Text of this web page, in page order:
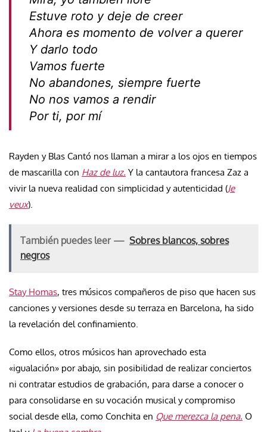
Estuve roto y deje de creer
Ahora es momento de volver a querer
Y darlo todo
Vamos fuerte
No abandones, siempre fuerte
No nos vamos a rendir
Por ti, por mí
Rayden y Blas Cantó nos llaman a mirar a los ojos en tiempos
de mascarilla con Haz de luz. Y la cantautora francesa Zaz a
vivir la nueva realidad con simplicidad y autenticidad (Je
veux).
También puedes leer — Sobres blancos, sobres
negros
Stay Homas, tres músicos compañeros de piso que hacen sus
canciones y versiones desde su terraza en Barcelona, ha sido
la revelación del confinamiento.
Como ellos, otros músicos han aprovechado esta
«igualación» por abajo, sin posibilidad de realizar conciertos
ni contratar estudios de grabación, para darse a conocer o
para consolidarse en su vocación musical y compromiso
social desde ella, como Conchita en Que merezca la pena. O